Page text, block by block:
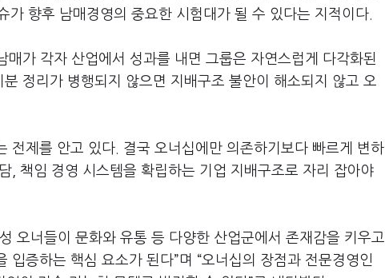
향후 남매경영의 중요한 시험대가 될 수 있다는 지적이다.
매가 각자 산업에서 성과를 내면 그룹은 자연스럽게 다각화된
정리가 병행되지 않으면 지배구조 불안이 해소되지 않고 오
전제를 안고 있다. 결국 오너십에만 의존하기보다 빠르게 변하
, 책임 경영 시스템을 확립하는 기업 지배구조로 자리 잡아야
오너들이 문화와 유통 등 다양한 산업군에서 존재감을 키우고
증하는 핵심 요소가 된다”며 “오너십의 장점과 전문경영인